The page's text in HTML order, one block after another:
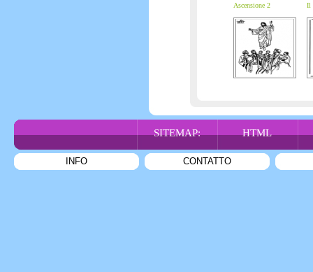
Ascensione 2 Il
SITEMAP: HTML
INFO CONTATTO